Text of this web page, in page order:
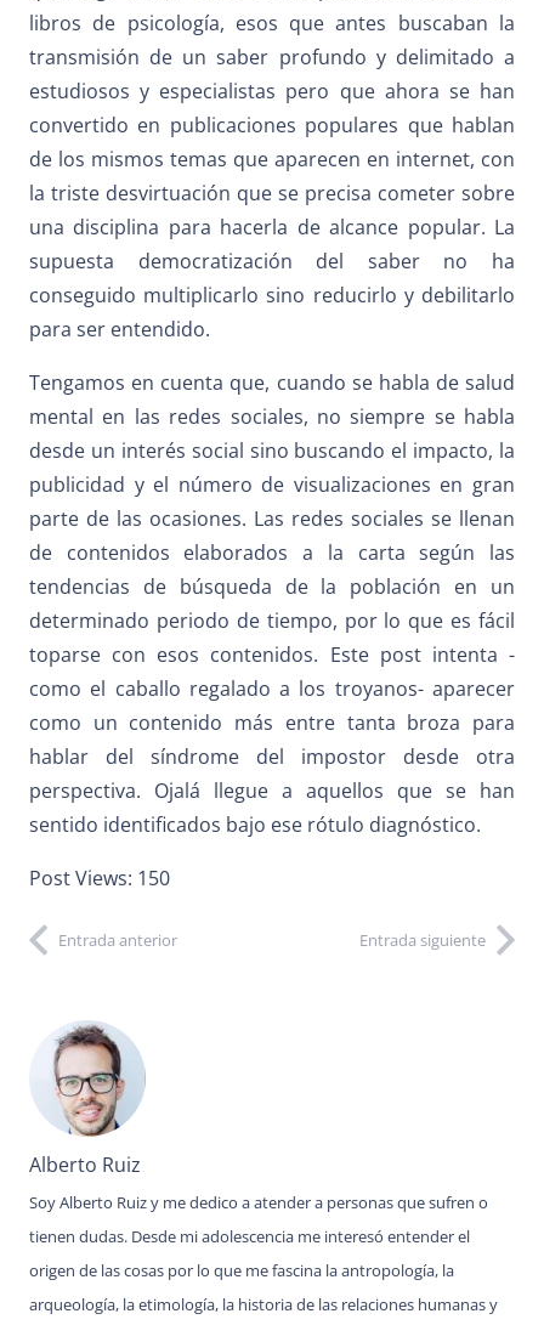
libros de psicología, esos que antes buscaban la
transmisión de un saber profundo y delimitado a
estudiosos y especialistas pero que ahora se han
convertido en publicaciones populares que hablan
de los mismos temas que aparecen en internet, con
la triste desvirtuación que se precisa cometer sobre
una disciplina para hacerla de alcance popular. La
supuesta democratización del saber no ha
conseguido multiplicarlo sino reducirlo y debilitarlo
para ser entendido.
Tengamos en cuenta que, cuando se habla de salud
mental en las redes sociales, no siempre se habla
desde un interés social sino buscando el impacto, la
publicidad y el número de visualizaciones en gran
parte de las ocasiones. Las redes sociales se llenan
de contenidos elaborados a la carta según las
tendencias de búsqueda de la población en un
determinado periodo de tiempo, por lo que es fácil
toparse con esos contenidos. Este post intenta -
como el caballo regalado a los troyanos- aparecer
como un contenido más entre tanta broza para
hablar del síndrome del impostor desde otra
perspectiva. Ojalá llegue a aquellos que se han
sentido identificados bajo ese rótulo diagnóstico.
Post Views: 150
Entrada anterior Entrada siguiente
Alberto Ruiz
Soy Alberto Ruiz y me dedico a atender a personas que sufren o
tienen dudas. Desde mi adolescencia me interesó entender el
origen de las cosas por lo que me fascina la antropología, la
arqueología, la etimología, la historia de las relaciones humanas y